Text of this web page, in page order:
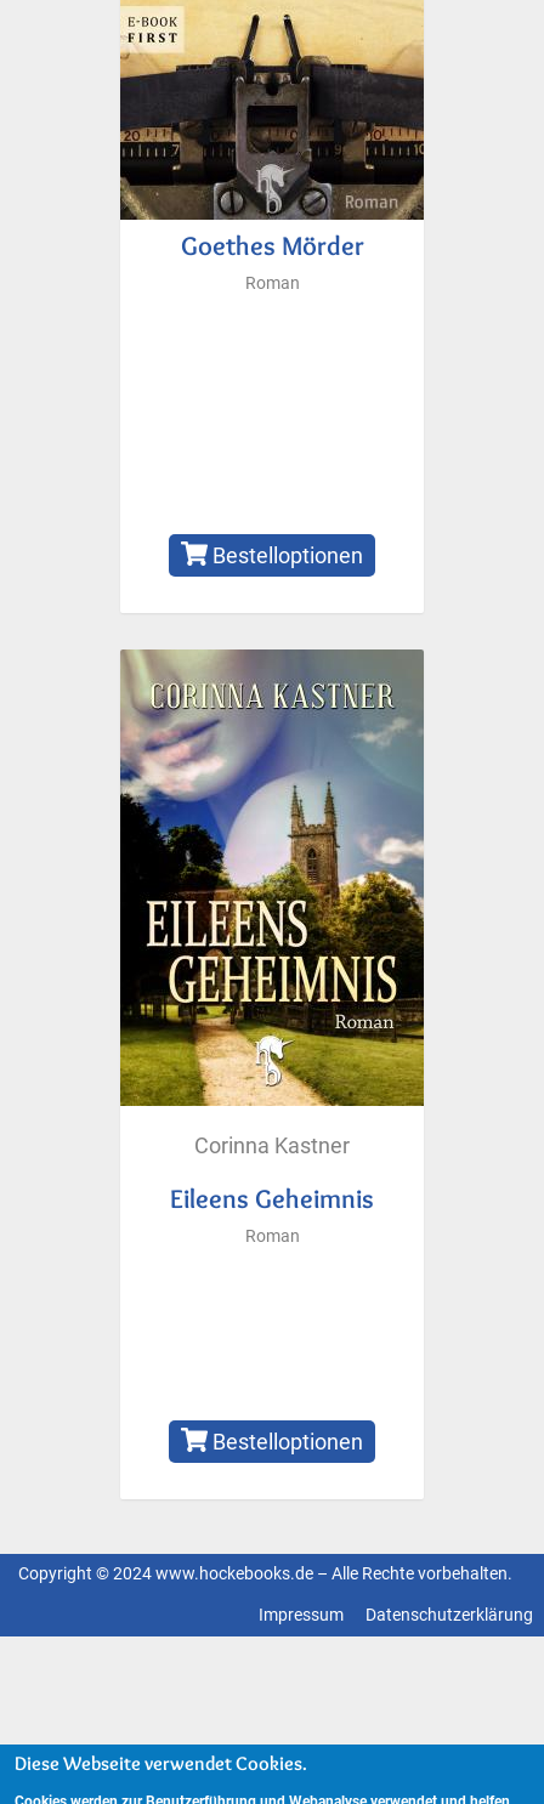
Goethes Mörder
Roman
Bestelloptionen
Corinna Kastner
Eileens Geheimnis
Roman
Bestelloptionen
Copyright © 2024 www.hockebooks.de – Alle Rechte vorbehalten.
Datenschutzerklärung
Impressum
Diese Webseite verwendet Cookies.